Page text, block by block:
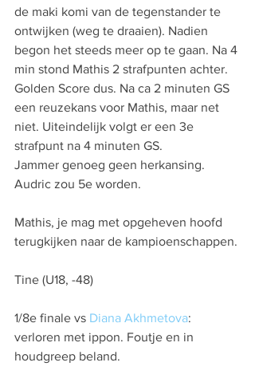
de maki komi van de tegenstander te
ontwijken (weg te draaien). Nadien
begon het steeds meer op te gaan. Na 4
min stond Mathis 2 strafpunten achter.
Golden Score dus. Na ca 2 minuten GS
een reuzekans voor Mathis, maar net
niet. Uiteindelijk volgt er een 3e
strafpunt na 4 minuten GS.
Jammer genoeg geen herkansing.
Audric zou 5e worden.
Mathis, je mag met opgeheven hoofd
terugkijken naar de kampioenschappen.
Tine (U18, -48)
1/8e finale vs Diana Akhmetova:
verloren met ippon. Foutje en in
houdgreep beland.